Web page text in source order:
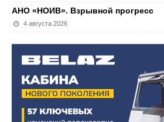
АНО «НОИВ». Взрывной прогресс
4 августа 2026